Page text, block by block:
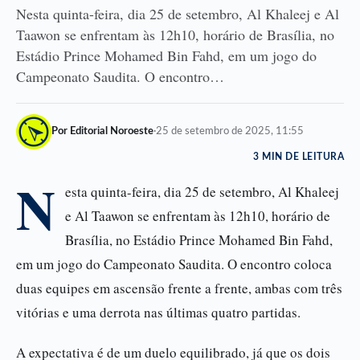
Nesta quinta-feira, dia 25 de setembro, Al Khaleej e Al
Taawon se enfrentam às 12h10, horário de Brasília, no
Estádio Prince Mohamed Bin Fahd, em um jogo do
Campeonato Saudita. O encontro…
Por Editorial Noroeste·25 de setembro de 2025, 11:55
3 MIN DE LEITURA
N esta quinta-feira, dia 25 de setembro, Al Khaleej
e Al Taawon se enfrentam às 12h10, horário de
Brasília, no Estádio Prince Mohamed Bin Fahd,
em um jogo do Campeonato Saudita. O encontro coloca
duas equipes em ascensão frente a frente, ambas com três
vitórias e uma derrota nas últimas quatro partidas.
A expectativa é de um duelo equilibrado, já que os dois